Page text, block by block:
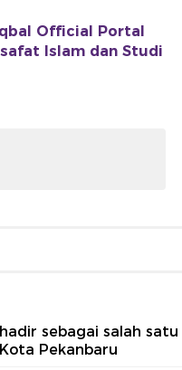
Official Portal
Islam dan Studi
sebagai salah satu
Pekanbaru